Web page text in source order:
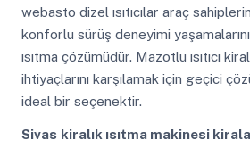
webasto dizel ısıtıcılar araç
konforlu sürüş deneyimi
ısıtma çözümüdür. Mazotlu ısıtıcı
ihtiyaçlarını karşılamak için geçici
ideal bir seçenektir.
Sivas kiralık ısıtma makinesi